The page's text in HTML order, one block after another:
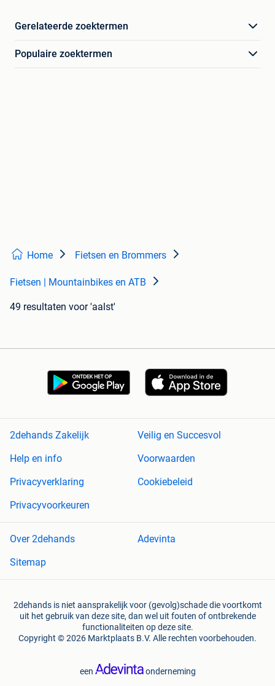
Gerelateerde zoektermen
Populaire zoektermen
Home Fietsen en Brommers
Fietsen | Mountainbikes en ATB
49 resultaten voor 'aalst'
2dehands Zakelijk
Veilig en Succesvol
Help en info
Voorwaarden
Privacyverklaring
Cookiebeleid
Privacyvoorkeuren
Over 2dehands
Adevinta
Sitemap
2dehands is niet aansprakelijk voor (gevolg)schade die voortkomt
uit het gebruik van deze site, dan wel uit fouten of ontbrekende
functionaliteiten op deze site.
Copyright © 2026 Marktplaats B.V. Alle rechten voorbehouden.
een onderneming